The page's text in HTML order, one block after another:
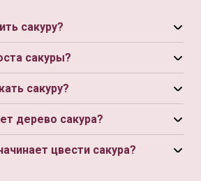
сакуру?
сакуры?
сакуру?
дерево сакура?
цвести сакура?